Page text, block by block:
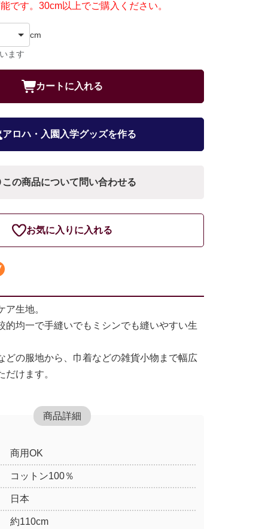
です。30cm以上でご購入ください。
cm
ます
カートに入れる
アロハ・入園入学グッズを作る
この商品について問い合わせる
お気に入りに入れる
ア生地。
的均一で手縫いでもミシンでも縫いやすい生
どの服地から、巾着などの雑貨小物まで幅広
だけます。
商品詳細
商用OK
コットン100％
日本
約110cm